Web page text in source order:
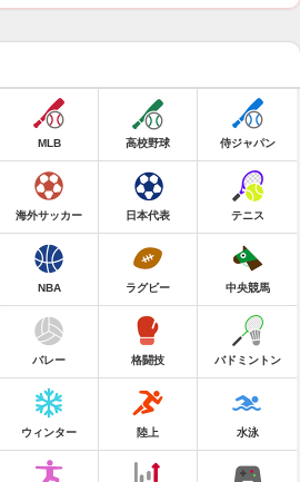
MLB 高校野球 侍ジャパン
海外サッカー 日本代表 テニス
NBA ラグビー 中央競馬
バレー 格闘技 バドミントン
ウィンター 陸上 水泳